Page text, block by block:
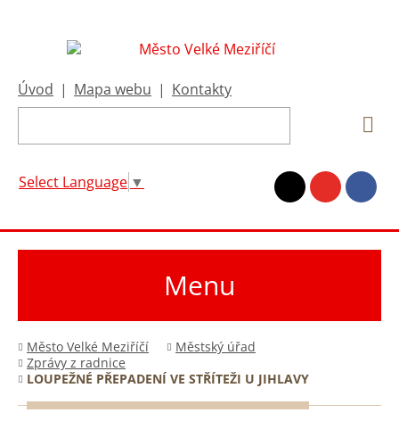
Úvod | Mapa webu | Kontakty
Select Language ▼
Menu
Město Velké Meziříčí
Městský úřad
Zprávy z radnice
LOUPEŽNÉ PŘEPADENÍ VE STŘÍTEŽI U JIHLAVY